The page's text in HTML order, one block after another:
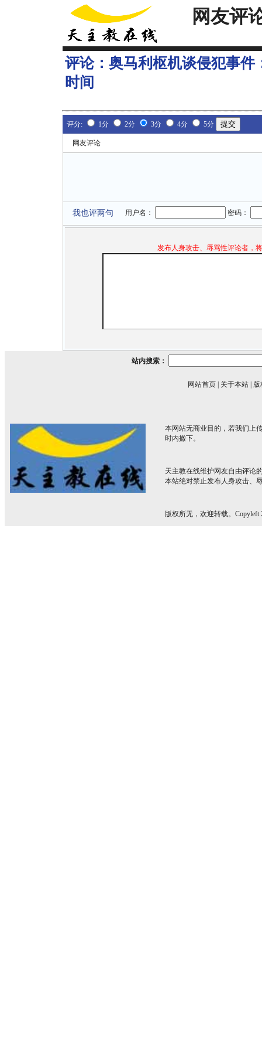
网友评
评论： 奥马利枢机谈侵犯事件
时间
评分: 1分 2分 3分 4分 5分
网友评论
我也评两句 用户名： 密码：
发布人身攻击、辱骂性评论者，
站内搜索：
网站首页 关于本站 版
本网站无商业目的，若我们上
时内撤下。
天主教在线维护网友自由评论
本站绝对禁止发布人身攻击、
版权所无，欢迎转载。